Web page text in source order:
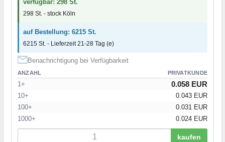
verfügbar: 298 St.
298 St. - stock Köln
auf Bestellung: 6215 St.
6215 St. - Lieferzeit 21-28 Tag (e)
Benachrichtigung bei Verfügbarkeit
ANZAHL PRIVATKUNDE
1+ 0.058 EUR
10+
0.043 EUR
100+
0.031 EUR
1000+
0.024 EUR
kaufen